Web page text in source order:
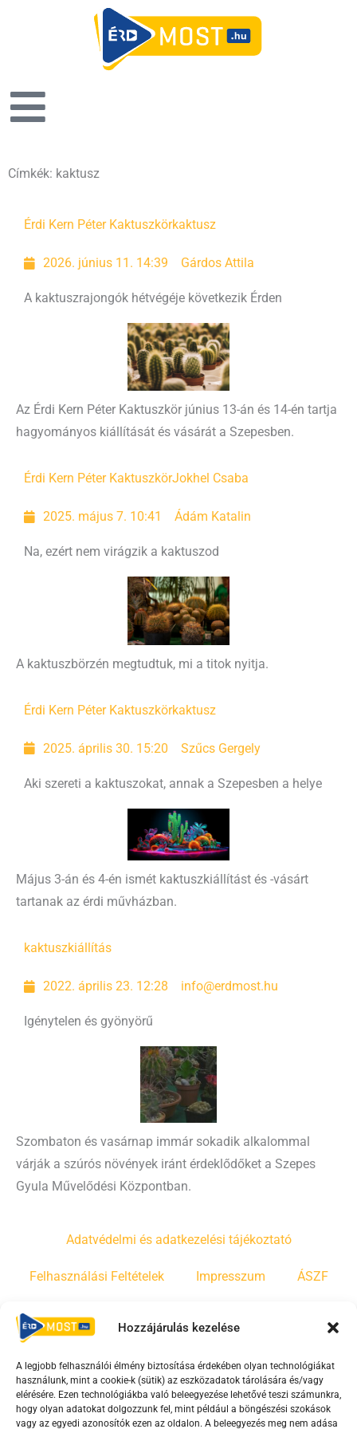
Hozzájárulás kezelése
A legjobb felhasználói élmény biztosítása érdekében olyan technológiákat
használunk, mint a cookie-k (sütik) az eszközadatok tárolására és/vagy
elérésére. Ezen technológiákba való beleegyezése lehetővé teszi számunkra,
hogy olyan adatokat dolgozzunk fel, mint például a böngészési szokások
vagy az egyedi azonosítók ezen az oldalon. A beleegyezés meg nem adása
Címkék: kaktusz
Érdi Kern Péter Kaktuszkörkaktusz
2026. június 11. 14:39 Gárdos Attila
A kaktuszrajongók hétvégéje következik Érden
Az Érdi Kern Péter Kaktuszkör június 13-án és 14-én tartja
hagyományos kiállítását és vásárát a Szepesben.
Érdi Kern Péter KaktuszkörJokhel Csaba
2025. május 7. 10:41 Ádám Katalin
Na, ezért nem virágzik a kaktuszod
A kaktuszbörzén megtudtuk, mi a titok nyitja.
Érdi Kern Péter Kaktuszkörkaktusz
2025. április 30. 15:20 Szűcs Gergely
Aki szereti a kaktuszokat, annak a Szepesben a helye
Május 3-án és 4-én ismét kaktuszkiállítást és -vásárt
tartanak az érdi művházban.
kaktuszkiállítás
2022. április 23. 12:28 info@erdmost.hu
Igénytelen és gyönyörű
Szombaton és vasárnap immár sokadik alkalommal
várják a szúrós növények iránt érdeklődőket a Szepes
Gyula Művelődési Központban.
Adatvédelmi és adatkezelési tájékoztató
Felhasználási Feltételek Impresszum ÁSZF
Irányelvek
F
a
c
Y
o
u
T
i
k